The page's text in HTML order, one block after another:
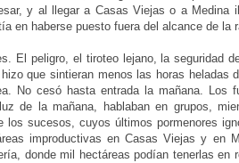
y al llegar a CasasViejas o a Medina
en habersepuesto fuera del alcance de la
El peligro, el tiroteo lejano, laseguridad
que sintieran menos las horas heladas
No cesó hasta entrada la mañana. Los
de la mañana, hablaban en grupos,
los sucesos, cuyos últimos pormenores
improductivas en Casas Viejas y en
donde mil hectáreas podían tenerlas en